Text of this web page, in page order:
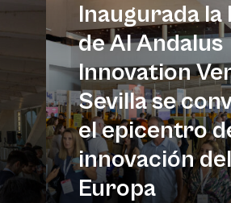
Inaugurada la
de Al Andalus
Innovation
Sevilla se
el epicentro
innovación
Europa